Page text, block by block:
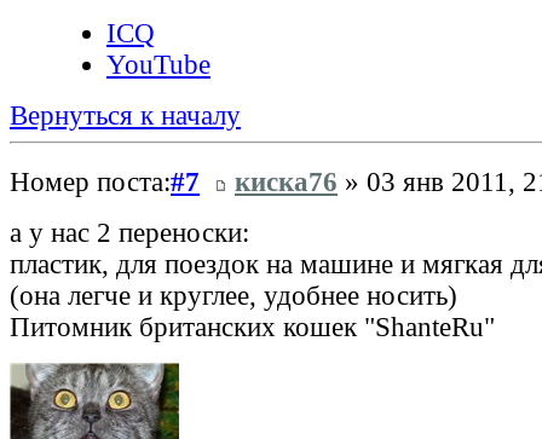
ICQ
YouTube
Вернуться к началу
Номер поста:#7 киска76 » 03 янв 2011,
а у нас 2 переноски:
пластик, для поездок на машине и мягкая
(она легче и круглее, удобнее носить)
Питомник британских кошек "ShanteRu"